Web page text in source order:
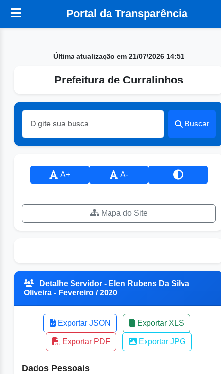
Portal da Transparência
Última atualização em 21/07/2026 14:51
Prefeitura de Curralinhos
Buscar
A+ A-
Mapa do Site
Detalhe Servidor - Elen Rubens Da Silva
Oliveira - Fevereiro / 2020
Exportar JSON Exportar XLS
Exportar PDF Exportar JPG
Dados Pessoais